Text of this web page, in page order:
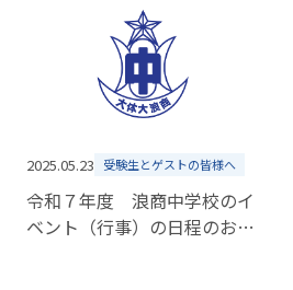
2025.05.23 受験生とゲストの皆様へ
令和７年度 浪商中学校のイ
ベント（行事）の日程のお知